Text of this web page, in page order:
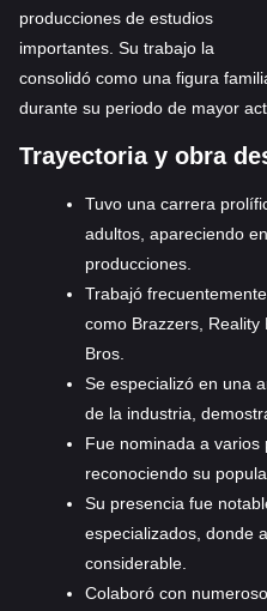
producciones de estudios
importantes. Su trabajo la
consolidó como una figura
durante su periodo de mayor
Trayectoria y obra
Tuvo una carrera
adultos, apareciendo
producciones.
Trabajó
como Brazzers, Reality
Bros.
Se especializó en una
de la industria,
Fue nominada a varios
reconociendo su
Su presencia fue
especializados, donde
considerable.
Colaboró con